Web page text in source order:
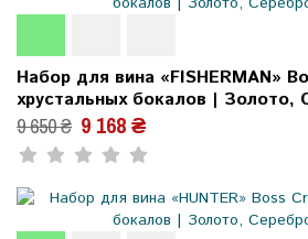
Набор для вина «FISHERMAN»
хрустальных бокалов | Золото,
9 650 ₴ 9 168 ₴